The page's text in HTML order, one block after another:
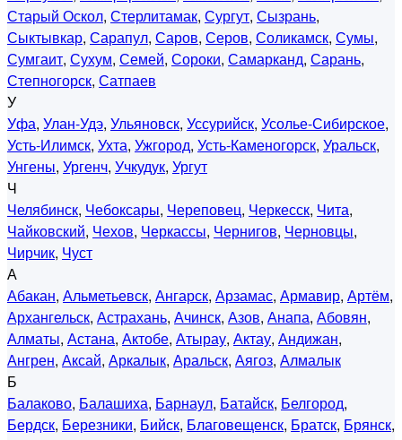
Старый Оскол, Стерлитамак, Сургут, Сызрань,
Сыктывкар, Сарапул, Саров, Серов, Соликамск, Сумы,
Сумгаит, Сухум, Семей, Сороки, Самарканд, Сарань,
Степногорск, Сатпаев
У
Уфа, Улан-Удэ, Ульяновск, Уссурийск, Усолье-Сибирское,
Усть-Илимск, Ухта, Ужгород, Усть-Каменогорск, Уральск,
Унгены, Ургенч, Учкудук, Ургут
Ч
Челябинск, Чебоксары, Череповец, Черкесск, Чита,
Чайковский, Чехов, Черкассы, Чернигов, Черновцы,
Чирчик, Чуст
А
Абакан, Альметьевск, Ангарск, Арзамас, Армавир, Артём,
Архангельск, Астрахань, Ачинск, Азов, Анапа, Абовян,
Алматы, Астана, Актобе, Атырау, Актау, Андижан,
Ангрен, Аксай, Аркалык, Аральск, Аягоз, Алмалык
Б
Балаково, Балашиха, Барнаул, Батайск, Белгород,
Бердск, Березники, Бийск, Благовещенск, Братск, Брянск,